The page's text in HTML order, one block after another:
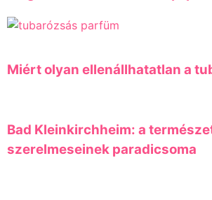
Miért olyan ellenállhatatlan a
Bad Kleinkirchheim: a
szerelmeseinek paradicsoma